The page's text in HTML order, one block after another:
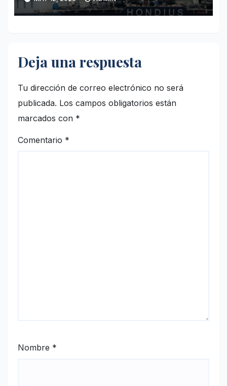
Hondius
Deja una respuesta
Tu dirección de correo electrónico no será
publicada. Los campos obligatorios están
marcados con *
Comentario *
Nombre *